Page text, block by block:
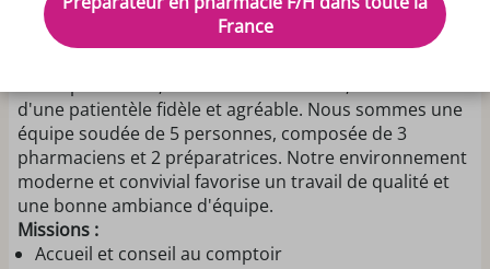
pour un CDD au sein de notre pharmacie rurale située
à 30 minutes de Nantes et de La Roche-sur-Yon.
d'une patientèle fidèle et agréable. Nous sommes une
équipe soudée de 5 personnes, composée de 3
pharmaciens et 2 préparatrices. Notre environnement
moderne et convivial favorise un travail de qualité et
une bonne ambiance d'équipe.
Missions :
Accueil et conseil au comptoir
France